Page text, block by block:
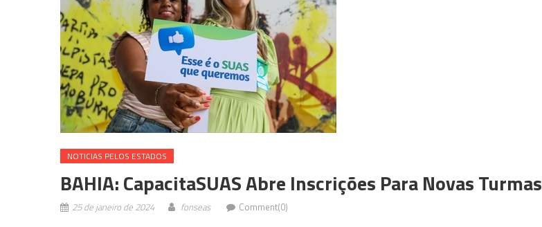
NOTICIAS PELOS ESTADOS
BAHIA: CapacitaSUAS Abre Inscrições Para Novas Turmas
25 de janeiro de 2024 fonseas Comment(0)